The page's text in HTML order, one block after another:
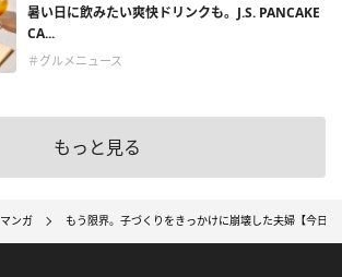
暑い日に飲みたい爽快ドリンクも。J.S. PANCAKE
CA...
＃グルメニュース
もっと見る
マンガ もう限界。子づくりをきっかけに崩壊した夫婦【今日